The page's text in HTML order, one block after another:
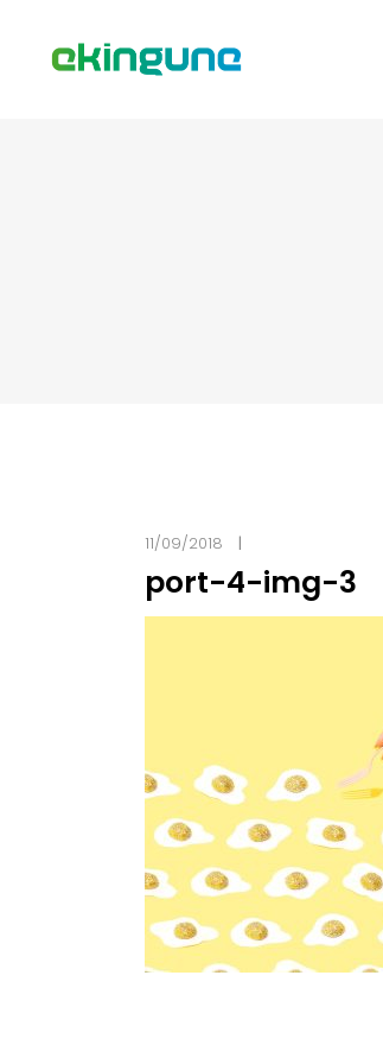
11/09/2018
port-4-img-3